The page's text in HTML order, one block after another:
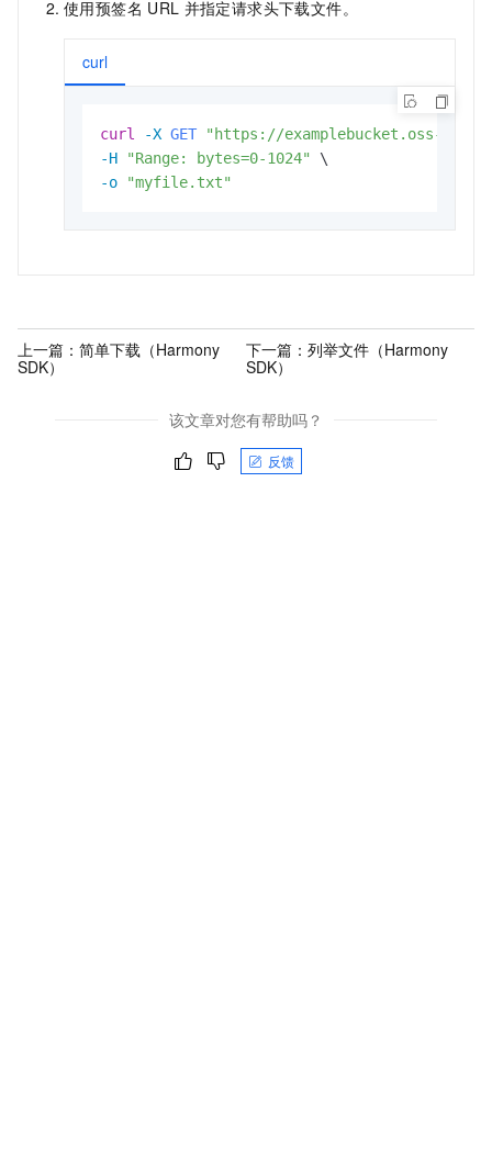
使用预签名 URL 并指定请求头下载文件。
curl
curl -X GET
"https://examplebucket.oss-cn-
-H
"Range: bytes=0-1024"
-o
"myfile.txt"
上一篇： 简单下载（Harmony
SDK）
下一篇： 列举文件（Harmony
SDK）
该文章对您有帮助吗？
反馈